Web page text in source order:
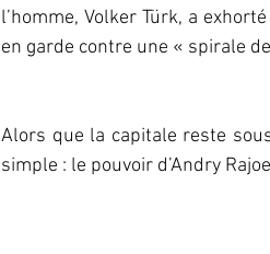
l’homme, Volker Türk, a
en garde contre une « spirale
Alors que la capitale reste
simple : le pouvoir d’Andry